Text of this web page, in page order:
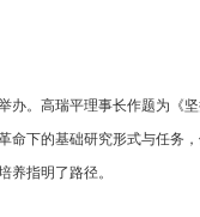
。高瑞平理事长作题为《
下的基础研究形式与任务
养指明了路径。